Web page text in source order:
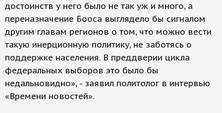
достоинств у него было не так уж и много, а
переназначение Бооса выглядело бы сигналом
другим главам регионов о том, что можно вести
такую инерционную политику, не заботясь о
поддержке населения. В преддверии цикла
федеральных выборов это было бы
недальновидно», - заявил политолог в интервью
«Времени новостей».